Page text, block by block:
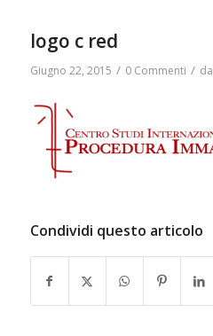
logo c red
Giugno 22, 2015 / 0 Commenti / da
Condividi questo articolo